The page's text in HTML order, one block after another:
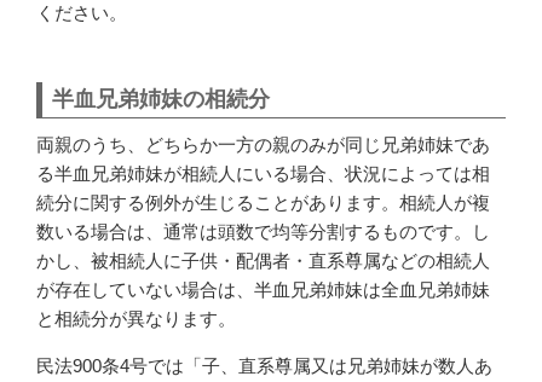
ください。
半血兄弟姉妹の相続分
両親のうち、どちらか一方の親のみが同じ兄弟姉妹であ
る半血兄弟姉妹が相続人にいる場合、状況によっては相
続分に関する例外が生じることがあります。相続人が複
数いる場合は、通常は頭数で均等分割するものです。し
かし、被相続人に子供・配偶者・直系尊属などの相続人
が存在していない場合は、半血兄弟姉妹は全血兄弟姉妹
と相続分が異なります。
民法900条4号では「子、直系尊属又は兄弟姉妹が数人あ